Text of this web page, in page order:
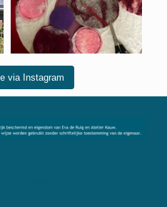
via Instagram